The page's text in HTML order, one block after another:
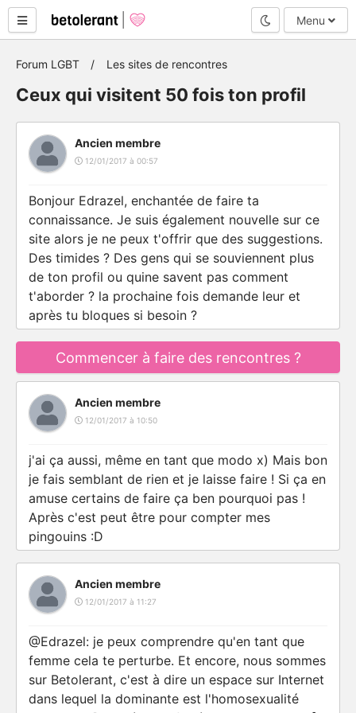
Mode nuit
Menu
Forum LGBT Les sites de rencontres
Ceux qui visitent 50 fois ton profil
Ancien membre
12/01/2017 à 00:57
Bonjour Edrazel, enchantée de faire ta
connaissance. Je suis également nouvelle sur ce
site alors je ne peux t'offrir que des suggestions.
Des timides ? Des gens qui se souviennent plus
de ton profil ou quine savent pas comment
t'aborder ? la prochaine fois demande leur et
après tu bloques si besoin ?
Commencer à faire des rencontres ?
Ancien membre
12/01/2017 à 10:50
j'ai ça aussi, même en tant que modo x) Mais bon
je fais semblant de rien et je laisse faire ! Si ça en
amuse certains de faire ça ben pourquoi pas !
Après c'est peut être pour compter mes
pingouins :D
Ancien membre
12/01/2017 à 11:27
@Edrazel: je peux comprendre qu'en tant que
femme cela te perturbe. Et encore, nous sommes
sur Betolerant, c'est à dire un espace sur Internet
dans lequel la dominante est l'homosexualité